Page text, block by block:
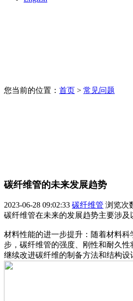
您当前的位置： 首页 > 常见问题
碳纤维管的未来发展趋势
2023-06-28 09:02:33 碳纤维管 浏览次
碳纤维管在未来的发展趋势主要涉及
材料性能的进一步提升：随着材料
步，碳纤维管的强度、刚性和耐久
继续改进碳纤维的制备方法和结构设